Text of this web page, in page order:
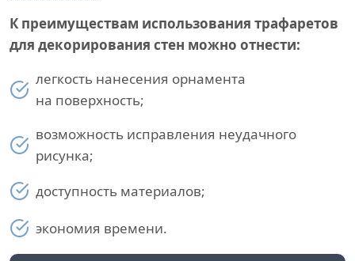
К преимуществам использования трафаретов
для декорирования стен можно отнести:
легкость нанесения орнамента
на поверхность;
возможность исправления неудачного
рисунка;
доступность материалов;
экономия времени.